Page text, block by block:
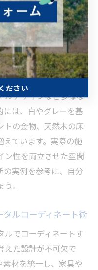
導入も注目されていま
つデザイン性の高いリ
イン実例を学ぶ
例としては、シンプル
ルデザインなど多様な
には、白やグレーを基
トの金物、天然木の床
えています。実際の施
ン性を両立させた空間
の実例を参考に、自分
。
タルコーディネート術
ルでコーディネートす
えた設計が不可欠で
素材を統一し、家具や
さい
ださい